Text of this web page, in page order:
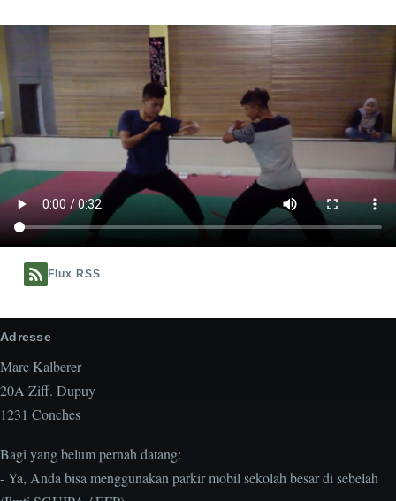
Flux RSS
Adresse
Marc Kalberer
20A Ziff. Dupuy
1231 Conches
Bagi yang belum pernah datang:
- Ya, Anda bisa menggunakan parkir mobil sekolah besar di sebelah